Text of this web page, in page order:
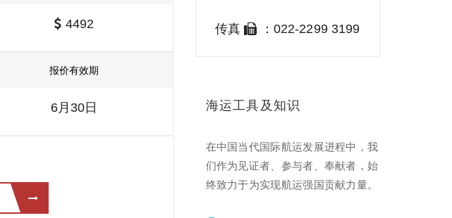
4492
报价有效期
6月30日
传真 ：022-2299 3199
海运工具及知识
在中国当代国际航运发展进程中，我
们作为见证者、参与者、奉献者，始
终致力于为实现航运强国贡献力量。